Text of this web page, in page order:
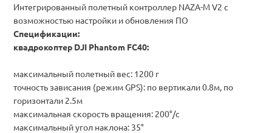
Интегрированный полетный контроллер NAZA-M V2 с
возможностью настройки и обновления ПО
Спецификации:
квадрокоптер DJI Phantom FC40:
максимальный полетный вес: 1200 г
точность зависания (режим GPS): по вертикали 0.8м, по
горизонтали 2.5м
максимальная скорость вращения: 200°/с
максимальный угол наклона: 35°